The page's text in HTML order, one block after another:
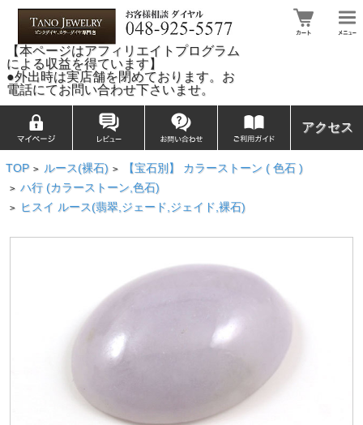
【本ページはアフィリエイトプログラム
による収益を得ています】
●外出時は実店舗を閉めております。お
電話にてお問い合わせ下さいませ。
アクセス
TOP > ルース(裸石) > 【宝石別】 カラーストーン ( 色石 )
> ハ行 (カラーストーン,色石)
> ヒスイ ルース(翡翠,ジェード,ジェイド,裸石)